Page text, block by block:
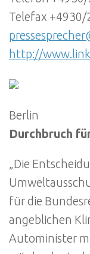
Telefax +4930/
http://
Berlin
Durchbruch
„Die
für die
angeblichen
Autominister